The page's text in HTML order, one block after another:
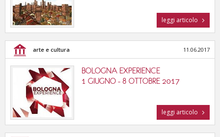
leggi articolo
arte e cultura 11.06.2017
BOLOGNA EXPERIENCE
1 GIUGNO - 8 OTTOBRE 2017
leggi articolo